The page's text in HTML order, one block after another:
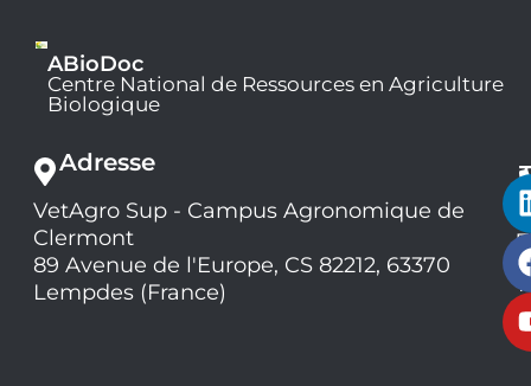
ABioDoc
Centre National de Ressources en Agriculture
Biologique
Adresse
VetAgro Sup - Campus Agronomique de
Clermont
89 Avenue de l'Europe, CS 82212, 63370
Lempdes (France)